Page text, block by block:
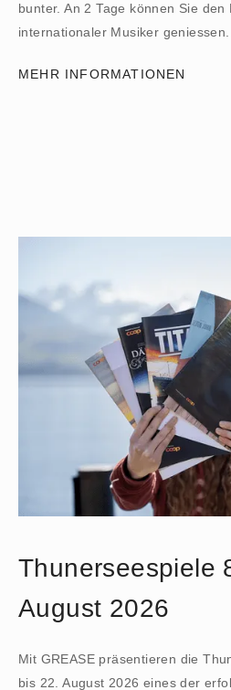
bunter. An 2 Tage können Sie
internationaler Musiker geniessen.
MEHR INFORMATIONEN
Thunerseespiele
August 2026
Mit GREASE präsentieren die
bis 22. August 2026 eines der